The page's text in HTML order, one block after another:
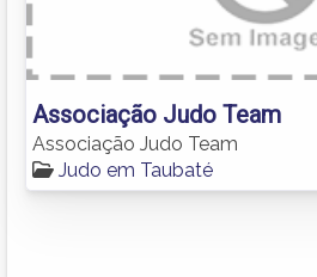
Associação Judo Team
Associação Judo Team
Judo em Taubaté